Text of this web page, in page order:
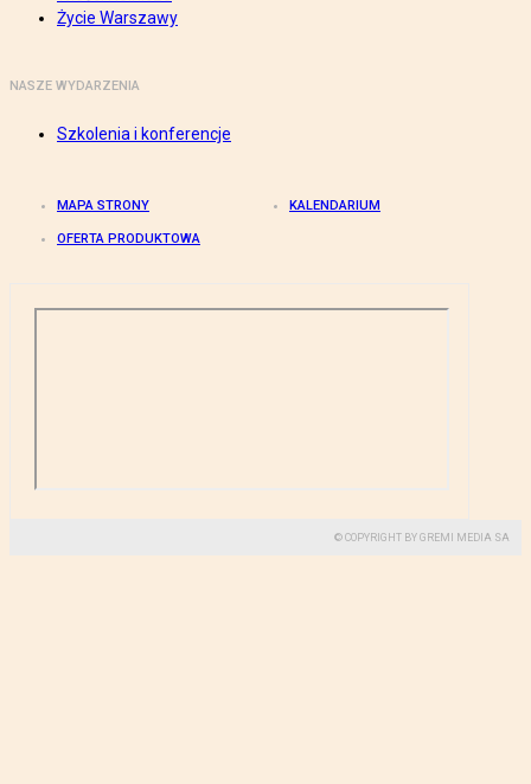
Życie Warszawy
NASZE WYDARZENIA
Szkolenia i konferencje
MAPA STRONY KALENDARIUM
OFERTA PRODUKTOWA
© COPYRIGHT BY GREMI MEDIA SA